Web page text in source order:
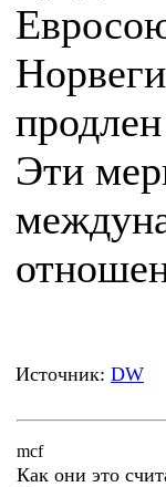
Эти
Источник: DW
mcf
Как они это